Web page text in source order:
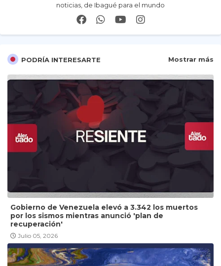
noticias, de Ibagué para el mundo
PODRÍA INTERESARTE Mostrar más
Gobierno de Venezuela elevó a 3.342 los muertos
por los sismos mientras anunció 'plan de
recuperación'
Julio 05, 2026